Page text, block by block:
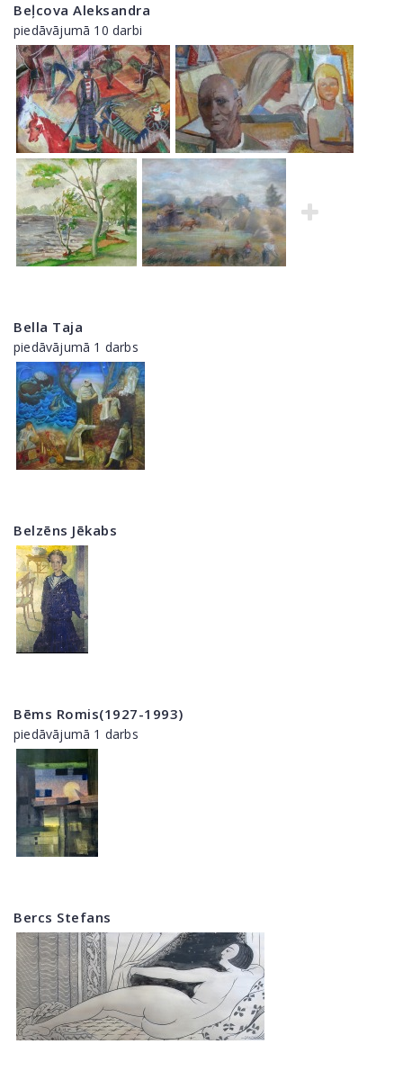
Beļcova Aleksandra
piedāvājumā 10 darbi
Bella Taja
piedāvājumā 1 darbs
Belzēns Jēkabs
Bēms Romis(1927-1993)
piedāvājumā 1 darbs
Bercs Stefans